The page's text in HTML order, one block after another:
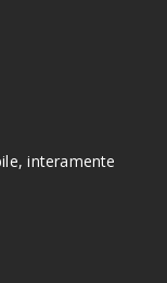
interamente